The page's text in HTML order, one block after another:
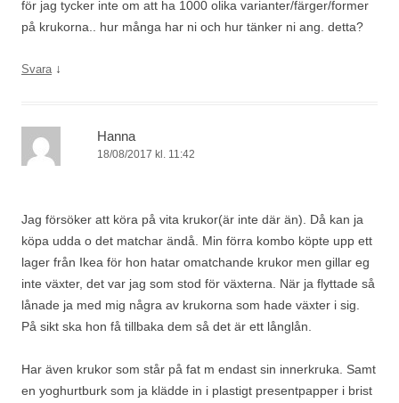
för jag tycker inte om att ha 1000 olika varianter/färger/former
på krukorna.. hur många har ni och hur tänker ni ang. detta?
Svara ↓
Hanna
18/08/2017 kl. 11:42
Jag försöker att köra på vita krukor(är inte där än). Då kan ja
köpa udda o det matchar ändå. Min förra kombo köpte upp ett
lager från Ikea för hon hatar omatchande krukor men gillar eg
inte växter, det var jag som stod för växterna. När ja flyttade så
lånade ja med mig några av krukorna som hade växter i sig.
På sikt ska hon få tillbaka dem så det är ett långlån.
Har även krukor som står på fat m endast sin innerkruka. Samt
en yoghurtburk som ja klädde in i plastigt presentpapper i brist